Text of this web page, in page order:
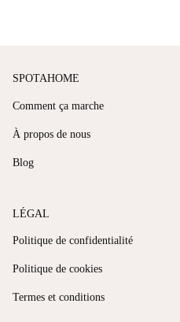
SPOTAHOME
Comment ça marche
À propos de nous
Blog
LÉGAL
Politique de confidentialité
Politique de cookies
Termes et conditions